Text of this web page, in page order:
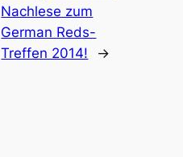
Nachlese zum
German Reds-
Treffen 2014!
→